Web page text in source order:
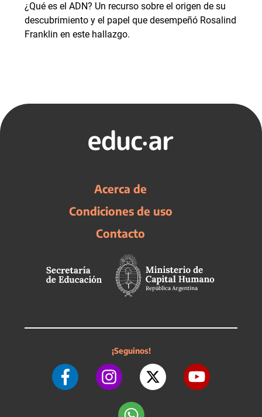
¿Qué es el ADN? Un recurso sobre el origen de su
descubrimiento y el papel que desempeñó Rosalind
Franklin en este hallazgo.
Acerca de
Condiciones de uso
Contacto
¡Seguinos!